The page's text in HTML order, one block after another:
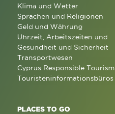
Klima und Wetter
Sprachen und Religionen
Geld und Währung
Uhrzeit, Arbeitszeiten und
Gesundheit und Sicherheit
Transportwesen
Cyprus Responsible Tourism
Touristeninformationsbüros
PLACES TO GO